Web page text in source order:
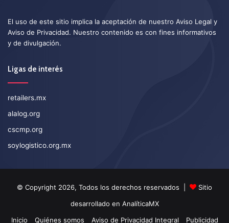
El uso de este sitio implica la aceptación de nuestro Aviso Legal y
Aviso de Privacidad. Nuestro contenido es con fines informativos
y de divulgación.
Ligas de interés
retailers.mx
alalog.org
cscmp.org
soylogistico.org.mx
© Copyright 2026, Todos los derechos reservados |
Sitio
desarrollado en AnalíticaMX
Inicio
Quiénes somos Aviso de Privacidad Integral Publicidad